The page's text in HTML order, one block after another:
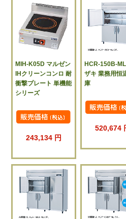
MIH-K05D マルゼン
IHクリーンコンロ 耐
衝撃プレート 単機能
シリーズ
243,134 円
HCR-150B-
ザキ 業務用恒
庫
520,674